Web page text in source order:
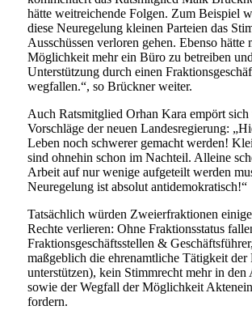
hätte weitreichende Folgen. Zum Beispiel
diese Neuregelung kleinen Parteien das
Ausschüssen verloren gehen. Ebenso hätte
Möglichkeit mehr ein Büro zu betreiben
Unterstützung durch einen
wegfallen.“, so Brückner weiter.
Auch Ratsmitglied Orhan Kara empört sich
Vorschläge der neuen Landesregierung:
Leben noch schwerer gemacht werden!
sind ohnehin schon im Nachteil. Alleine
Arbeit auf nur wenige aufgeteilt werden
Neuregelung ist absolut antidemokratisch!“
Tatsächlich würden Zweierfraktionen
Rechte verlieren: Ohne Fraktionsstatus
Fraktionsgeschäftsstellen &
maßgeblich die ehrenamtliche Tätigkeit der
unterstützen), kein Stimmrecht mehr in den
sowie der Wegfall der Möglichkeit
fordern.